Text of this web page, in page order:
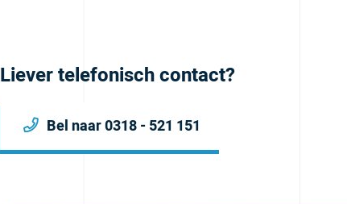
Liever telefonisch contact?
Bel naar 0318 - 521 151